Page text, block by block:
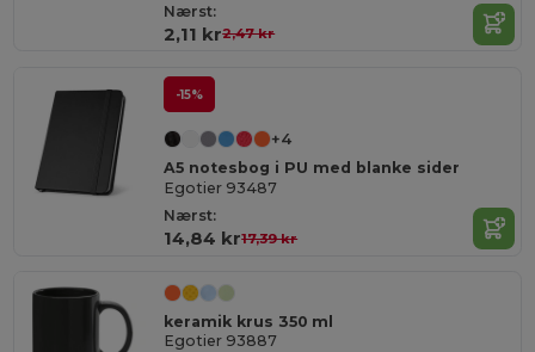
Nærst:
2,11 kr2,47 kr
-15%
+4
A5 notesbog i PU med blanke sider
Egotier 93487
Nærst:
14,84 kr17,39 kr
keramik krus 350 ml
Egotier 93887